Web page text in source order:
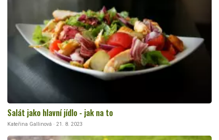
Salát jako hlavní jídlo - jak na to
Kateřina Gallinová · 21. 8. 2023